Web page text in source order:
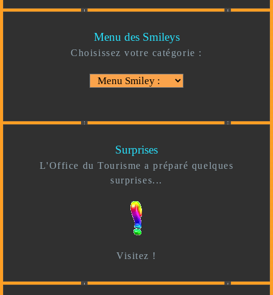
Menu des Smileys
Choisissez votre catégorie :
Surprises
L'Office du Tourisme a préparé quelques
surprises...
Visitez !